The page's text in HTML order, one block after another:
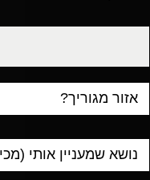
עיר
מגורים